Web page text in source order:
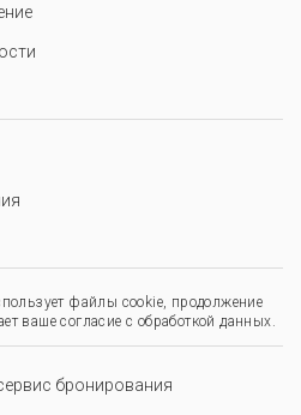
файлы cookie, продолжение
ваше согласие с обработкой данных.
бронирования